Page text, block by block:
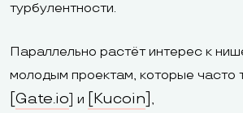
турбулентности.
Параллельно растёт интерес к
молодым проектам, которые часто
[Gate.io ] и [Kucoin] ,